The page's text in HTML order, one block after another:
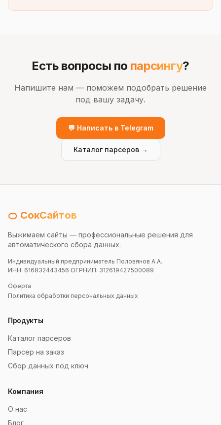
Есть вопросы по парсингу?
Напишите нам — поможем подобрать решение
под вашу задачу.
💬 Написать в Telegram
Каталог парсеров →
🍊 СокСайтов
Выжимаем сайты — профессиональные решения для
автоматического сбора данных.
Индивидуальный предприниматель Половянов А.А.
ИНН: 616832443456 ОГРНИП: 312619427500089
Оферта
Политика обработки персональных данных
Продукты
Каталог парсеров
Парсер на заказ
Сбор данных под ключ
Компания
О нас
Блог